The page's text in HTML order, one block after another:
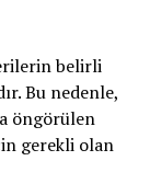
belirli
Bu nedenle,
öngörülen
gerekli olan